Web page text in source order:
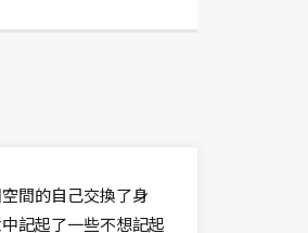
間的自己交換了身
記起了一些不想記起